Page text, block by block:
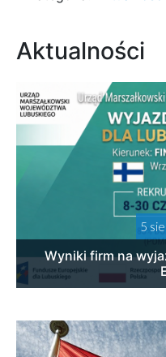
Aktualności
5
Wyniki firm na